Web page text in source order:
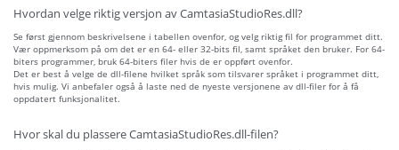
Hvordan velge riktig versjon av CamtasiaStudioRes.dll?
Se først gjennom beskrivelsene i tabellen ovenfor, og velg riktig fil for programmet ditt.
Vær oppmerksom på om det er en 64- eller 32-bits fil, samt språket den bruker. For 64-
biters programmer, bruk 64-biters filer hvis de er oppført ovenfor.
Det er best å velge de dll-filene hvilket språk som tilsvarer språket i programmet ditt,
hvis mulig. Vi anbefaler også å laste ned de nyeste versjonene av dll-filer for å få
oppdatert funksjonalitet.
Hvor skal du plassere CamtasiaStudioRes.dll-filen?